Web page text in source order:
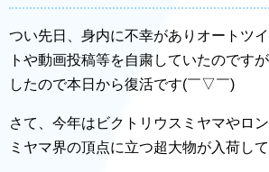
つい先日、身内に不幸がありオートツ
トや動画投稿等を自粛していたのです
したので本日から復活です(￣▽￣)
さて、今年はビクトリウスミヤマやロ
ミヤマ界の頂点に立つ超大物が入荷して